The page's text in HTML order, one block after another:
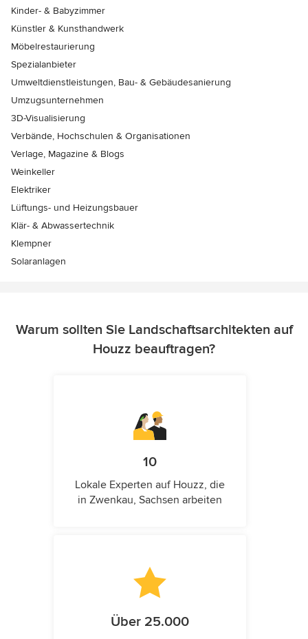
Kinder- & Babyzimmer
Künstler & Kunsthandwerk
Möbelrestaurierung
Spezialanbieter
Umweltdienstleistungen, Bau- & Gebäudesanierung
Umzugsunternehmen
3D-Visualisierung
Verbände, Hochschulen & Organisationen
Verlage, Magazine & Blogs
Weinkeller
Elektriker
Lüftungs- und Heizungsbauer
Klär- & Abwassertechnik
Klempner
Solaranlagen
Warum sollten Sie Landschaftsarchitekten auf
Houzz beauftragen?
10
Lokale Experten auf Houzz, die
in Zwenkau, Sachsen arbeiten
Über 25.000